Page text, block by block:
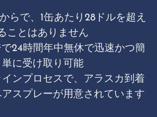
らで、1缶あたり28ドルを超え
ことはありません
24時間年中無休で迅速かつ簡
単に受け取り可能
ンプロセスで、アラスカ到着
アスプレーが用意されています